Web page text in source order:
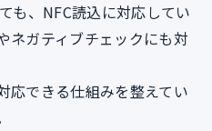
も、NFC読込に対応してい
ネガティブチェックにも対
応できる仕組みを整えてい